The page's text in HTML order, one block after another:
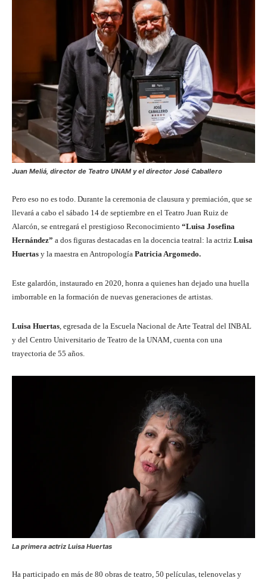
Juan Meliá, director de Teatro UNAM y el director José Caballero
Pero eso no es todo. Durante la ceremonia de clausura y premiación, que se
llevará a cabo el sábado 14 de septiembre en el Teatro Juan Ruiz de
Alarcón, se entregará el prestigioso Reconocimiento “Luisa Josefina
Hernández” a dos figuras destacadas en la docencia teatral: la actriz Luisa
Huertas y la maestra en Antropología Patricia Argomedo.
Este galardón, instaurado en 2020, honra a quienes han dejado una huella
imborrable en la formación de nuevas generaciones de artistas.
Luisa Huertas, egresada de la Escuela Nacional de Arte Teatral del INBAL
y del Centro Universitario de Teatro de la UNAM, cuenta con una
trayectoria de 55 años.
La primera actriz Luisa Huertas
Ha participado en más de 80 obras de teatro, 50 películas, telenovelas y